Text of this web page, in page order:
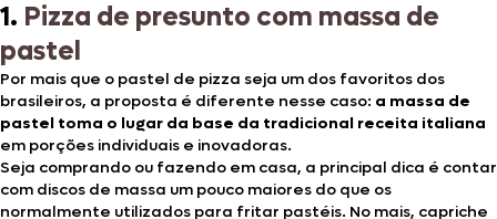
1. Pizza de presunto com massa de
pastel
Por mais que o pastel de pizza seja um dos favoritos dos
brasileiros, a proposta é diferente nesse caso: a massa de
pastel toma o lugar da base da tradicional receita italiana
em porções individuais e inovadoras.
Seja comprando ou fazendo em casa, a principal dica é contar
com discos de massa um pouco maiores do que os
normalmente utilizados para fritar pastéis. No mais, capriche